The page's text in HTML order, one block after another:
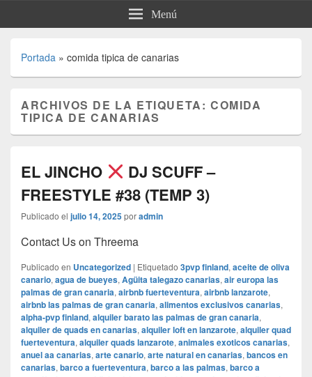
Menú
Portada » comida tipica de canarias
ARCHIVOS DE LA ETIQUETA:COMIDA
TIPICA DE CANARIAS
EL JINCHO
DJ SCUFF –
FREESTYLE #38 (TEMP 3)
Publicado el julio 14, 2025poradmin
Contact Us on Threema
Publicado en Uncategorized | Etiquetado 3pvp finland, aceite de oliva
canario, agua de bueyes, Agüita talegazo canarias, air europa las
palmas de gran canaria, airbnb fuerteventura, airbnb lanzarote,
airbnb las palmas de gran canaria, alimentos exclusivos canarias,
alpha-pvp finland, alquiler barato las palmas de gran canaria,
alquiler de quads en canarias, alquiler loft en lanzarote, alquiler quad
fuerteventura, alquiler quads lanzarote, animales exoticos canarias,
anuel aa canarias, arte canario, arte natural en canarias, bancos en
canarias, barco a fuerteventura, barco a las palmas, barco a